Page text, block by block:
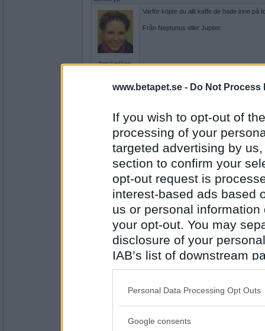
www.betapet.se - Do Not Process
If you wish to opt-out of
processing of your
targeted advertising by
section to confirm your
opt-out request is
interest-based ads based
us or personal
your opt-out. You may
disclosure of your
IAB’s list of downstream
also be disclosed by us
Downstream Participants
Please note that this
Personal Data Processing Opt Outs
Google consents
Antal inlägg:
Varför köpte du allt kaffe de hade inne på
Från Neptunus eller Jupiter.
remvanrijn
Antal inlägg:
16685
Jag räknar med det..
Mimikryp
9057
Så du har inte lärt dig räkna för att du
professor i matematik?
Det är meningen med livet.
Varför vill du bli professor i matematik?
Förskräckligt